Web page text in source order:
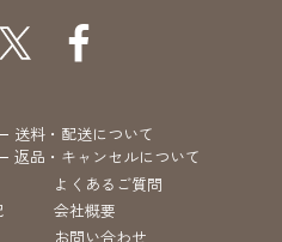
送料・配送について
返品・キャンセルについて
よくあるご質問
会社概要
お問い合わせ